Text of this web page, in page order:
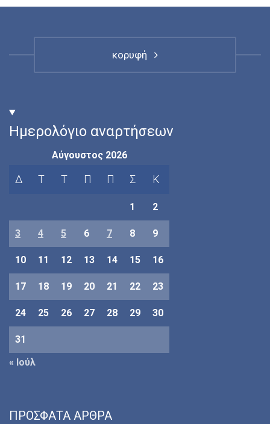
κορυφή
Ημερολόγιο αναρτήσεων
Αύγουστος 2026
Δ Τ Τ Π Π Σ Κ
1 2
3 4 5 6 7 8 9
10 11 12 13 14 15 16
17 18 19 20 21 22 23
24 25 26 27 28 29 30
31
« Ιούλ
ΠΡΌΣΦΑΤΑ ΆΡΘΡΑ